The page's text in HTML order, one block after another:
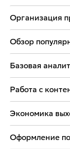
Организация
Обзор
Базовая
Работа с
Экономика
Оформление